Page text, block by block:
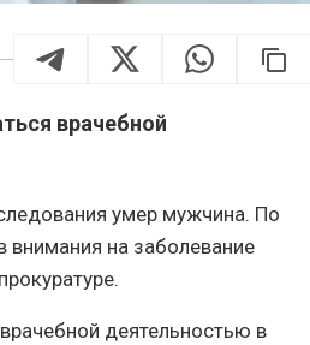
врачебной
умер мужчина. По
внимания на заболевание
деятельностью в